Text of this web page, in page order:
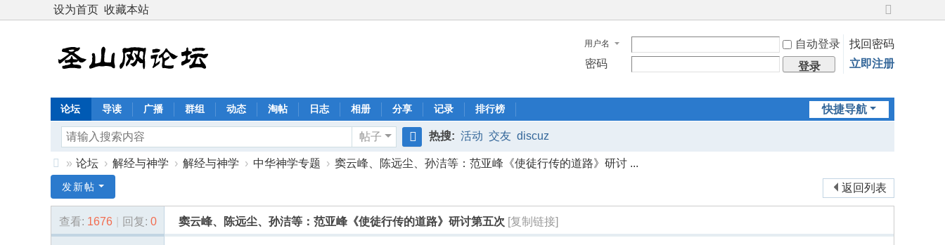
设为首页 收藏本站
切
换
到
宽
版
用户名 自动登录
找回密码
密码
登录 立即注册
快捷导航
论坛 导读 广播 群组 动态 淘帖 日志 相册 分享 记录 排行榜
帖子
搜
热搜: 活动 交友 discuz
山
网
» 论坛 › 解经与神学 › 解经与神学 › 中华神学专题 › 窦云峰、陈远尘、孙洁等：范亚峰《使徒行传的道路》研讨 ...
返回列表
发新帖
查看: 1676 回复: 0 窦云峰、陈远尘、孙洁等：范亚峰《使徒行传的道路》研讨第五次 [复制链接]